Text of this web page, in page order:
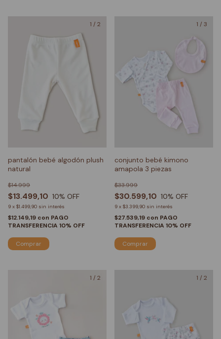
1 / 2
pantalón bebé algodón plush
natural
$13.499,10
$14.999
10% OFF
9 x $1.499,90 sin interés
$12.149,19 con PAGO
TRANSFERENCIA 10% OFF
Comprar
1 / 3
conjunto bebé kimono
amapola 3 piezas
$30.599,10
$33.999
10% OFF
9 x $3.399,90 sin interés
$27.539,19 con PAGO
TRANSFERENCIA 10% OFF
Comprar
1 / 2 1 / 2